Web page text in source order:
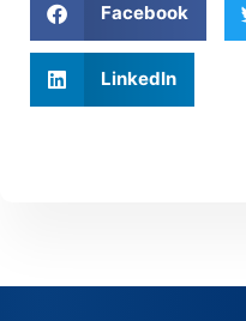
Facebook
LinkedIn